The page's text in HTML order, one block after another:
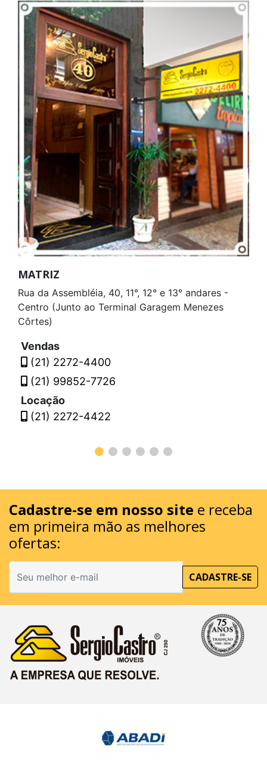
MATRIZ
Rua da Assembléia, 40, 11°, 12° e 13° andares -
Centro (Junto ao Terminal Garagem Menezes
Côrtes)
Vendas
(21) 2272-4400
(21) 99852-7726
Locação
(21) 2272-4422
Cadastre-se em nosso site e receba
em primeira mão as melhores
ofertas:
CADASTRE-SE